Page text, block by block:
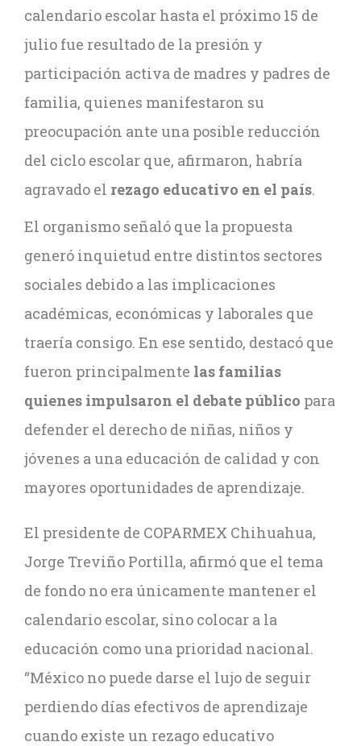
calendario escolar hasta el próximo 15 de
julio fue resultado de la presión y
participación activa de madres y padres de
familia, quienes manifestaron su
preocupación ante una posible reducción
del ciclo escolar que, afirmaron, habría
agravado el rezago educativo en el país.
El organismo señaló que la propuesta
generó inquietud entre distintos sectores
sociales debido a las implicaciones
académicas, económicas y laborales que
traería consigo. En ese sentido, destacó que
fueron principalmente las familias
quienes impulsaron el debate público para
defender el derecho de niñas, niños y
jóvenes a una educación de calidad y con
mayores oportunidades de aprendizaje.
El presidente de COPARMEX Chihuahua,
Jorge Treviño Portilla, afirmó que el tema
de fondo no era únicamente mantener el
calendario escolar, sino colocar a la
educación como una prioridad nacional.
“México no puede darse el lujo de seguir
perdiendo días efectivos de aprendizaje
cuando existe un rezago educativo